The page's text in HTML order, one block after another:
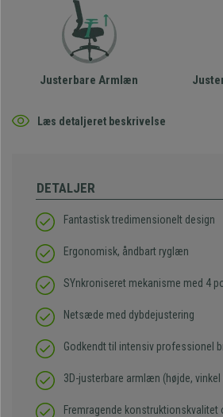
Justerbare Armlæn
Læs detaljeret beskrivelse
DETALJER
Fantastisk tredimensionelt design
Ergonomisk, åndbart ryglæn
SYnkroniseret mekanisme med 4
Netsæde med dybdejustering
Godkendt til intensiv professionel
3D-justerbare armlæn (højde, vinkel
Fremragende konstruktionskvalitet